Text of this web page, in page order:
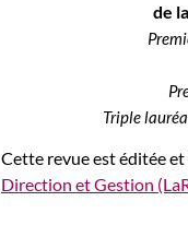
de
Triple
Cette revue est éditée
Direction et Gestion